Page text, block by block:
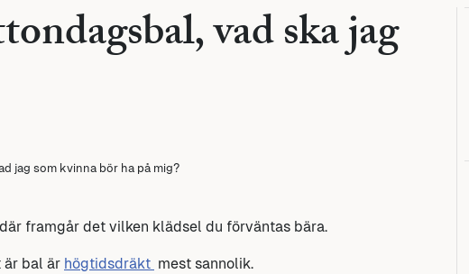
vad ska jag
jag som kvinna bör ha på mig?
framgår det vilken klädsel du förväntas bära.
är bal är högtidsdräkt mest sannolik.